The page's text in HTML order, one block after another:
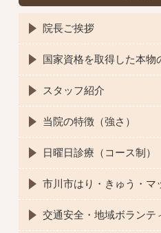
院長ご挨拶
国家資格を取得した本物
スタッフ紹介
当院の特徴（強さ）
日曜日診療（コース制）
市川市はり・きゅう・マ
交通安全・地域ボランテ